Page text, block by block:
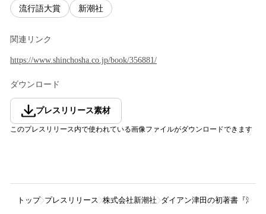
流行語大賞 新潮社
関連リンク
https://www.shinchosha.co.jp/book/356881/
ダウンロード
プレスリリース素材
このプレスリリース内で使われている画像ファイルがダウンロードできます
トップ プレスリリース 株式会社新潮社 ダイアン津田の初著書『津田